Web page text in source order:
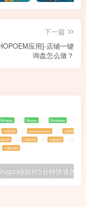
下一篇
应用]-店铺一键
询盘怎么做？